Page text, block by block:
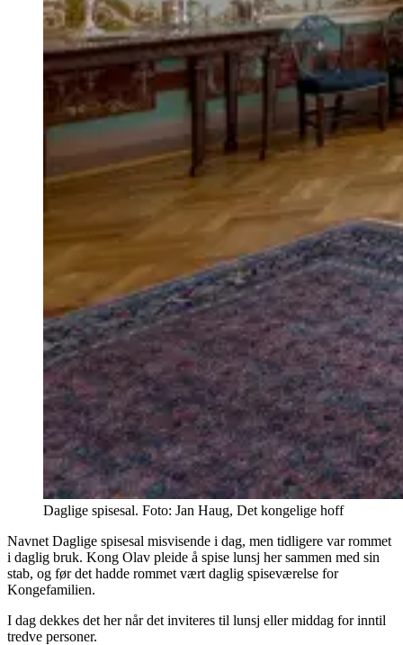
Daglige spisesal. Foto: Jan Haug, Det kongelige hoff
Navnet Daglige spisesal misvisende i dag, men tidligere var rommet
i daglig bruk. Kong Olav pleide å spise lunsj her sammen med sin
stab, og før det hadde rommet vært daglig spiseværelse for
Kongefamilien.
I dag dekkes det her når det inviteres til lunsj eller middag for inntil
tredve personer.